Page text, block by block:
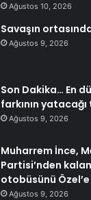
Ağustos 10, 2026
Savaşın
Ağustos 9, 2026
Son Dakika… En
farkının
Ağustos 9, 2026
Muharrem İnce,
Partisi’nden
otobüsünü
Ağustos 9, 2026